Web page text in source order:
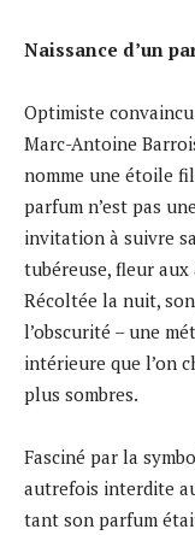
Naissance d’un
Optimiste
Marc-Antoine
nomme une étoile
parfum n’est pas
invitation à suivre
tubéreuse, fleur aux
Récoltée la nuit,
l’obscurité – une
intérieure que l’on
plus sombres.
Fasciné par la
autrefois interdite
tant son parfum